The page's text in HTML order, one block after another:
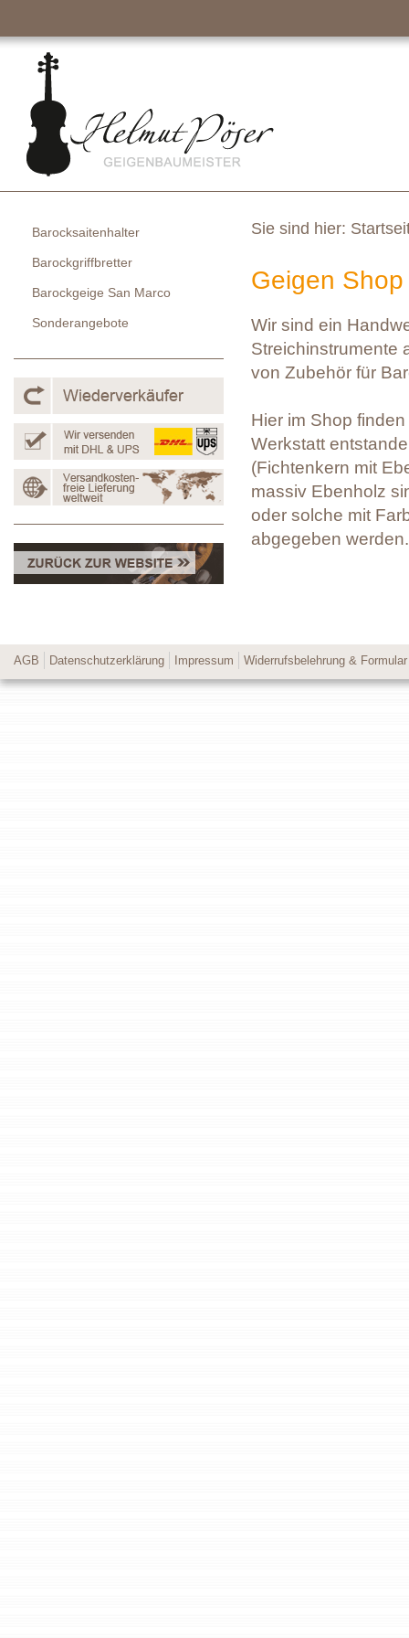
Sie sind hier:
Geigen Shop
Wir sind ein
Streichinstrumente
von Zubehör für
Hier im Shop
Werkstatt
(Fichtenkern mit
massiv Ebenholz
oder solche mit
abgegeben werden.
Barocksaitenhalter
Barockgriffbretter
Barockgeige San Marco
Sonderangebote
AGB Datenschutzerklärung Impressum Widerrufsbelehrung & Formular